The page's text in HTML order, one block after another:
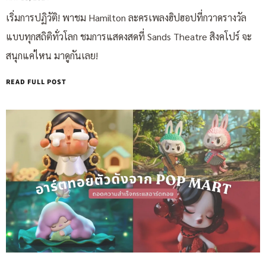
เริ่มการปฏิวัติ! พาชม Hamilton ละครเพลงฮิปฮอปที่กวาดรางวัล
แบบทุกสถิติทั่วโลก ชมการแสดงสดที่ Sands Theatre สิงคโปร์ จะ
สนุกแค่ไหน มาดูกันเลย!
READ FULL POST